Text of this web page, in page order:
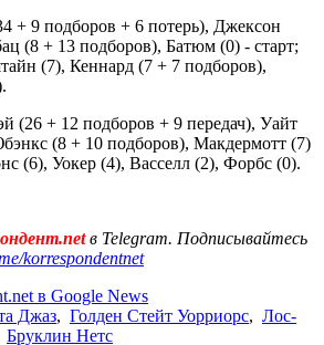
+ 9 подборов + 6 потерь), Джексон
(8 + 13 подборов), Батюм (0) - старт;
(7), Кеннард (7 + 7 подборов),
+ 12 подборов + 9 передач), Уайт
(8 + 10 подборов), Макдермотт (7)
(6), Уокер (4), Васселл (2), Форбс (0).
в Telegram. Подписывайтесь
korrespondentnet
в Google News
Джаз, Голден Стейт Уорриорс, Лос-
Бруклин Нетс